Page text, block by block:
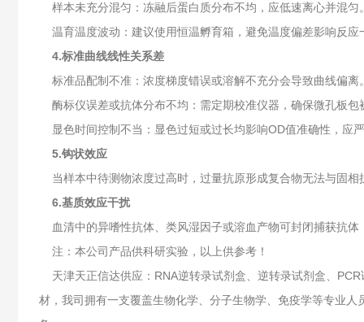
样本未充分混匀‌：冻融后蛋白质分布不均，应低速离心并混匀
温育温度波动‌：建议使用恒温孵育箱，避免温度偏差影响反应
4.‌标准曲线线性关系差‌
标准品配制不准‌：浓度梯度错误或溶解不充分会导致曲线偏离
酶标仪误差或抗体分布不均‌：需定期校准仪器，确保微孔板包
显色时间控制不当‌：显色过短或过长均影响OD值准确性，应
5.‌钩状效应
当样本中待测物浓度过高时，过量抗原形成复合物无法与固
6.‌基质效应干扰‌
血清中的异嗜性抗体、类风湿因子或溶血产物可封闭捕获抗
注：本公司产品供科研实验，以上供参考！
天津天正信达供应：RNA逆转录试剂盒、逆转录试剂盒、
材，我司拥有一支覆盖生物化学、分子生物学、免疫学等专业